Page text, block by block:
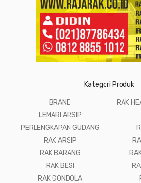
Kategori Produk
BRAND
LEMARI ARSIP
PERLENGKAPAN GUDANG
RAK ARSIP
RAK BARANG
RAK BESI
RAK GONDOLA
RAK